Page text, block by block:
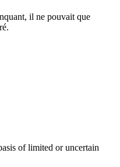
il ne pouvait que
of limited or uncertain